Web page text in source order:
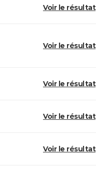
Voir le résultat
Voir le résultat
Voir le résultat
Voir le résultat
Voir le résultat